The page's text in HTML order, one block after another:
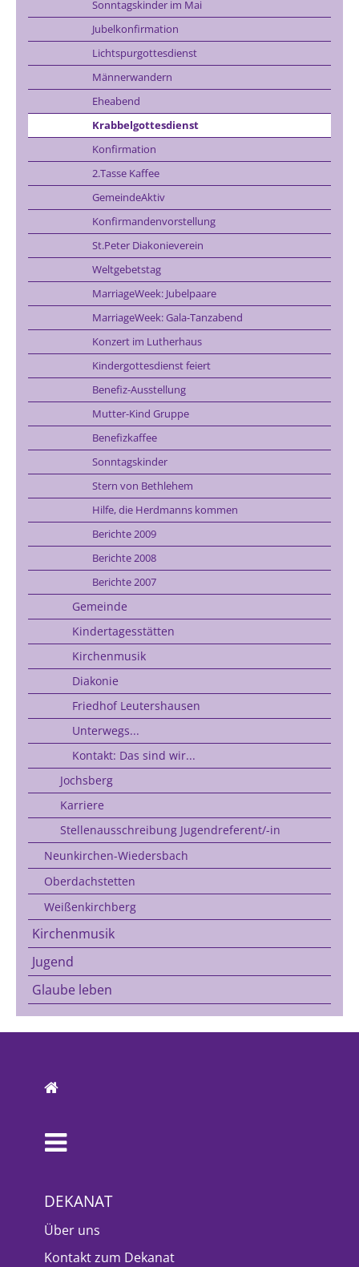
Sonntagskinder im Mai
Jubelkonfirmation
Lichtspurgottesdienst
Männerwandern
Eheabend
Krabbelgottesdienst
Konfirmation
2.Tasse Kaffee
GemeindeAktiv
Konfirmandenvorstellung
St.Peter Diakonieverein
Weltgebetstag
MarriageWeek: Jubelpaare
MarriageWeek: Gala-Tanzabend
Konzert im Lutherhaus
Kindergottesdienst feiert
Benefiz-Ausstellung
Mutter-Kind Gruppe
Benefizkaffee
Sonntagskinder
Stern von Bethlehem
Hilfe, die Herdmanns kommen
Berichte 2009
Berichte 2008
Berichte 2007
Gemeinde
Kindertagesstätten
Kirchenmusik
Diakonie
Friedhof Leutershausen
Unterwegs...
Kontakt: Das sind wir...
Jochsberg
Karriere
Stellenausschreibung Jugendreferent/-in
Neunkirchen-Wiedersbach
Oberdachstetten
Weißenkirchberg
Kirchenmusik
Jugend
Glaube leben
DEKANAT
Über uns
Kontakt zum Dekanat